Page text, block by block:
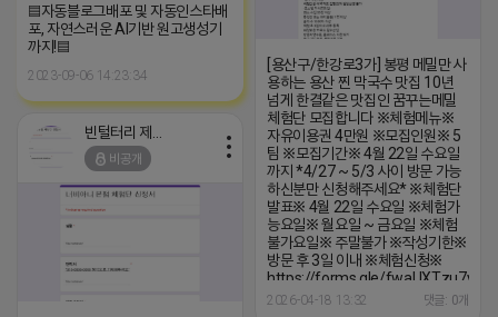
▤자동블로그배포 및 자동인스타배
포, 자연스러운 AI기반 원고생성기
까지!▤
2023-09-06 14:23:34
[용산구/한강로3가] 봉평 메밀만 사
용하는 용산 찐 막국수 맛집 10년
넘게 한결같은 맛집인 꿈꾸는메밀
체험단 모집합니다 ※체험메뉴※
자유이용권 4만원 ※모집인원※ 5
팀 ※모집기간※ 4월 22일 수요일
까지 *4/27 ~ 5/3 사이 방문 가능
하신분만 신청해주세요* ※체험단
발표※ 4월 22일 수요일 ※체험가
능요일※ 월요일 ~ 금요일 ※체험
불가요일※ 주말불가 ※작성기한※
방문 후 3일 이내 ※체험신청※
https://forms.gle/
※특이사항※ 방문인원 최대 2인 까
2026-04-18 13:32 댓글: 0개
비공개